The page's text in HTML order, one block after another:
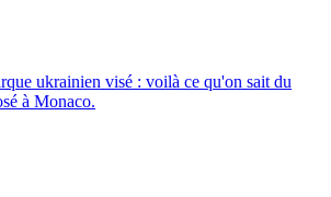
ukrainien visé : voilà ce qu'on sait du
à Monaco.